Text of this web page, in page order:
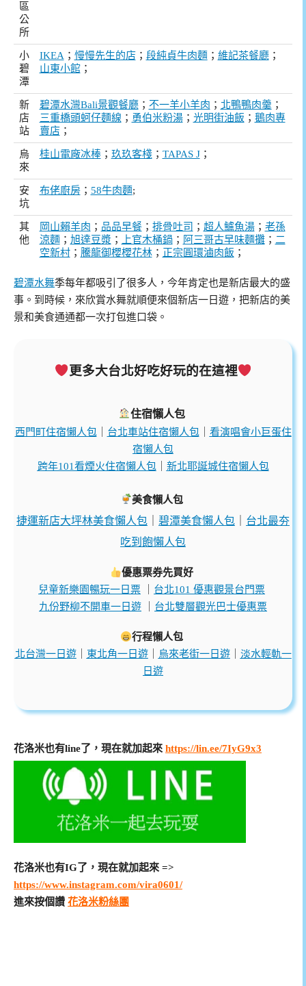
區
公
所
小
碧
潭
IKEA ； 慢慢先生的店； 段純貞牛肉麵 ； 維記茶餐廳；
山東小館；
新
店
站
碧潭水灣Bali景觀餐廳； 不一羊小羊肉 ； 北鴨鴨肉羹 ；
三重橋頭蚵仔麵線 ； 勇伯米粉湯； 光明街油飯 ； 鵝肉專
賣店；
烏
來
桂山電廠冰棒； 玖玖客棧； TAPAS J；
安
坑
布佬廚房； 58牛肉麵;
其
他
岡山賴羊肉 ； 品品早餐； 排骨吐司 ； 超人鱸魚湯； 老孫
涼麵 ； 旭達豆漿； 上官木桶鍋； 阿三哥古早味麵攤； 二
空新村； 騰龍御櫻櫻花林； 正宗圓環滷肉飯 ；
碧潭水舞季每年都吸引了很多人，今年肯定也是新店最大的盛
事。到時候，來欣賞水舞就順便來個新店一日遊，把新店的美
景和美食通通都一次打包進口袋。
更多大台北好吃好玩的在這裡
住宿懶人包
西門町住宿懶人包｜ 台北車站住宿懶人包｜ 看演唱會小巨蛋住
宿懶人包
跨年101看煙火住宿懶人包｜ 新北耶誕城住宿懶人包
美食懶人包
捷運新店大坪林美食懶人包 碧潭美食懶人包
台北最夯
吃到飽懶人包
優惠票券先買好
兒童新樂園暢玩一日票
台北101 優惠觀景台門票
九份野柳不開車一日遊
台北雙層觀光巴士優惠票
行程懶人包
北台灣一日遊｜ 東北角一日遊｜ 烏來老街一日遊｜ 淡水輕軌一
日遊
花洛米也有line了，現在就加起來 https://lin.ee/7IyG9x3
花洛米也有IG了，現在就加起來 =>
https://www.instagram.com/vira0601/
進來按個讚 花洛米粉絲團